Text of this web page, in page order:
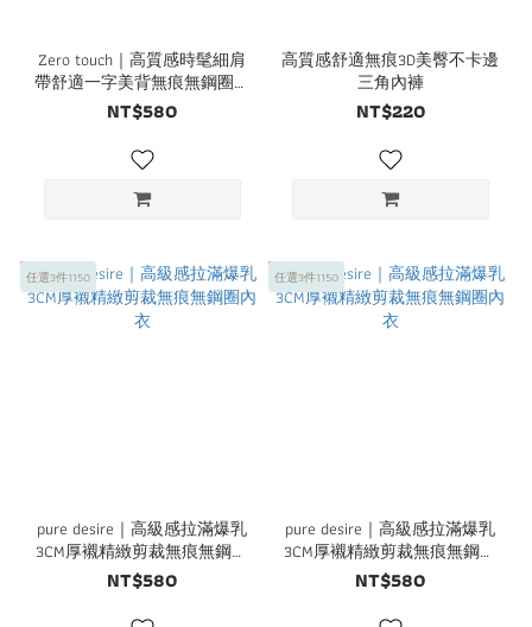
Zero touch｜高質感時髦細肩
帶舒適一字美背無痕無鋼圈內
衣
NT$580
高質感舒適無痕3D美臀不卡邊
三角內褲
NT$220
任選3件1150
pure desire｜高級感拉滿爆乳
3CM厚襯精緻剪裁無痕無鋼圈
內衣
NT$580
任選3件1150
pure desire｜高級感拉滿爆乳
3CM厚襯精緻剪裁無痕無鋼圈
內衣
NT$580